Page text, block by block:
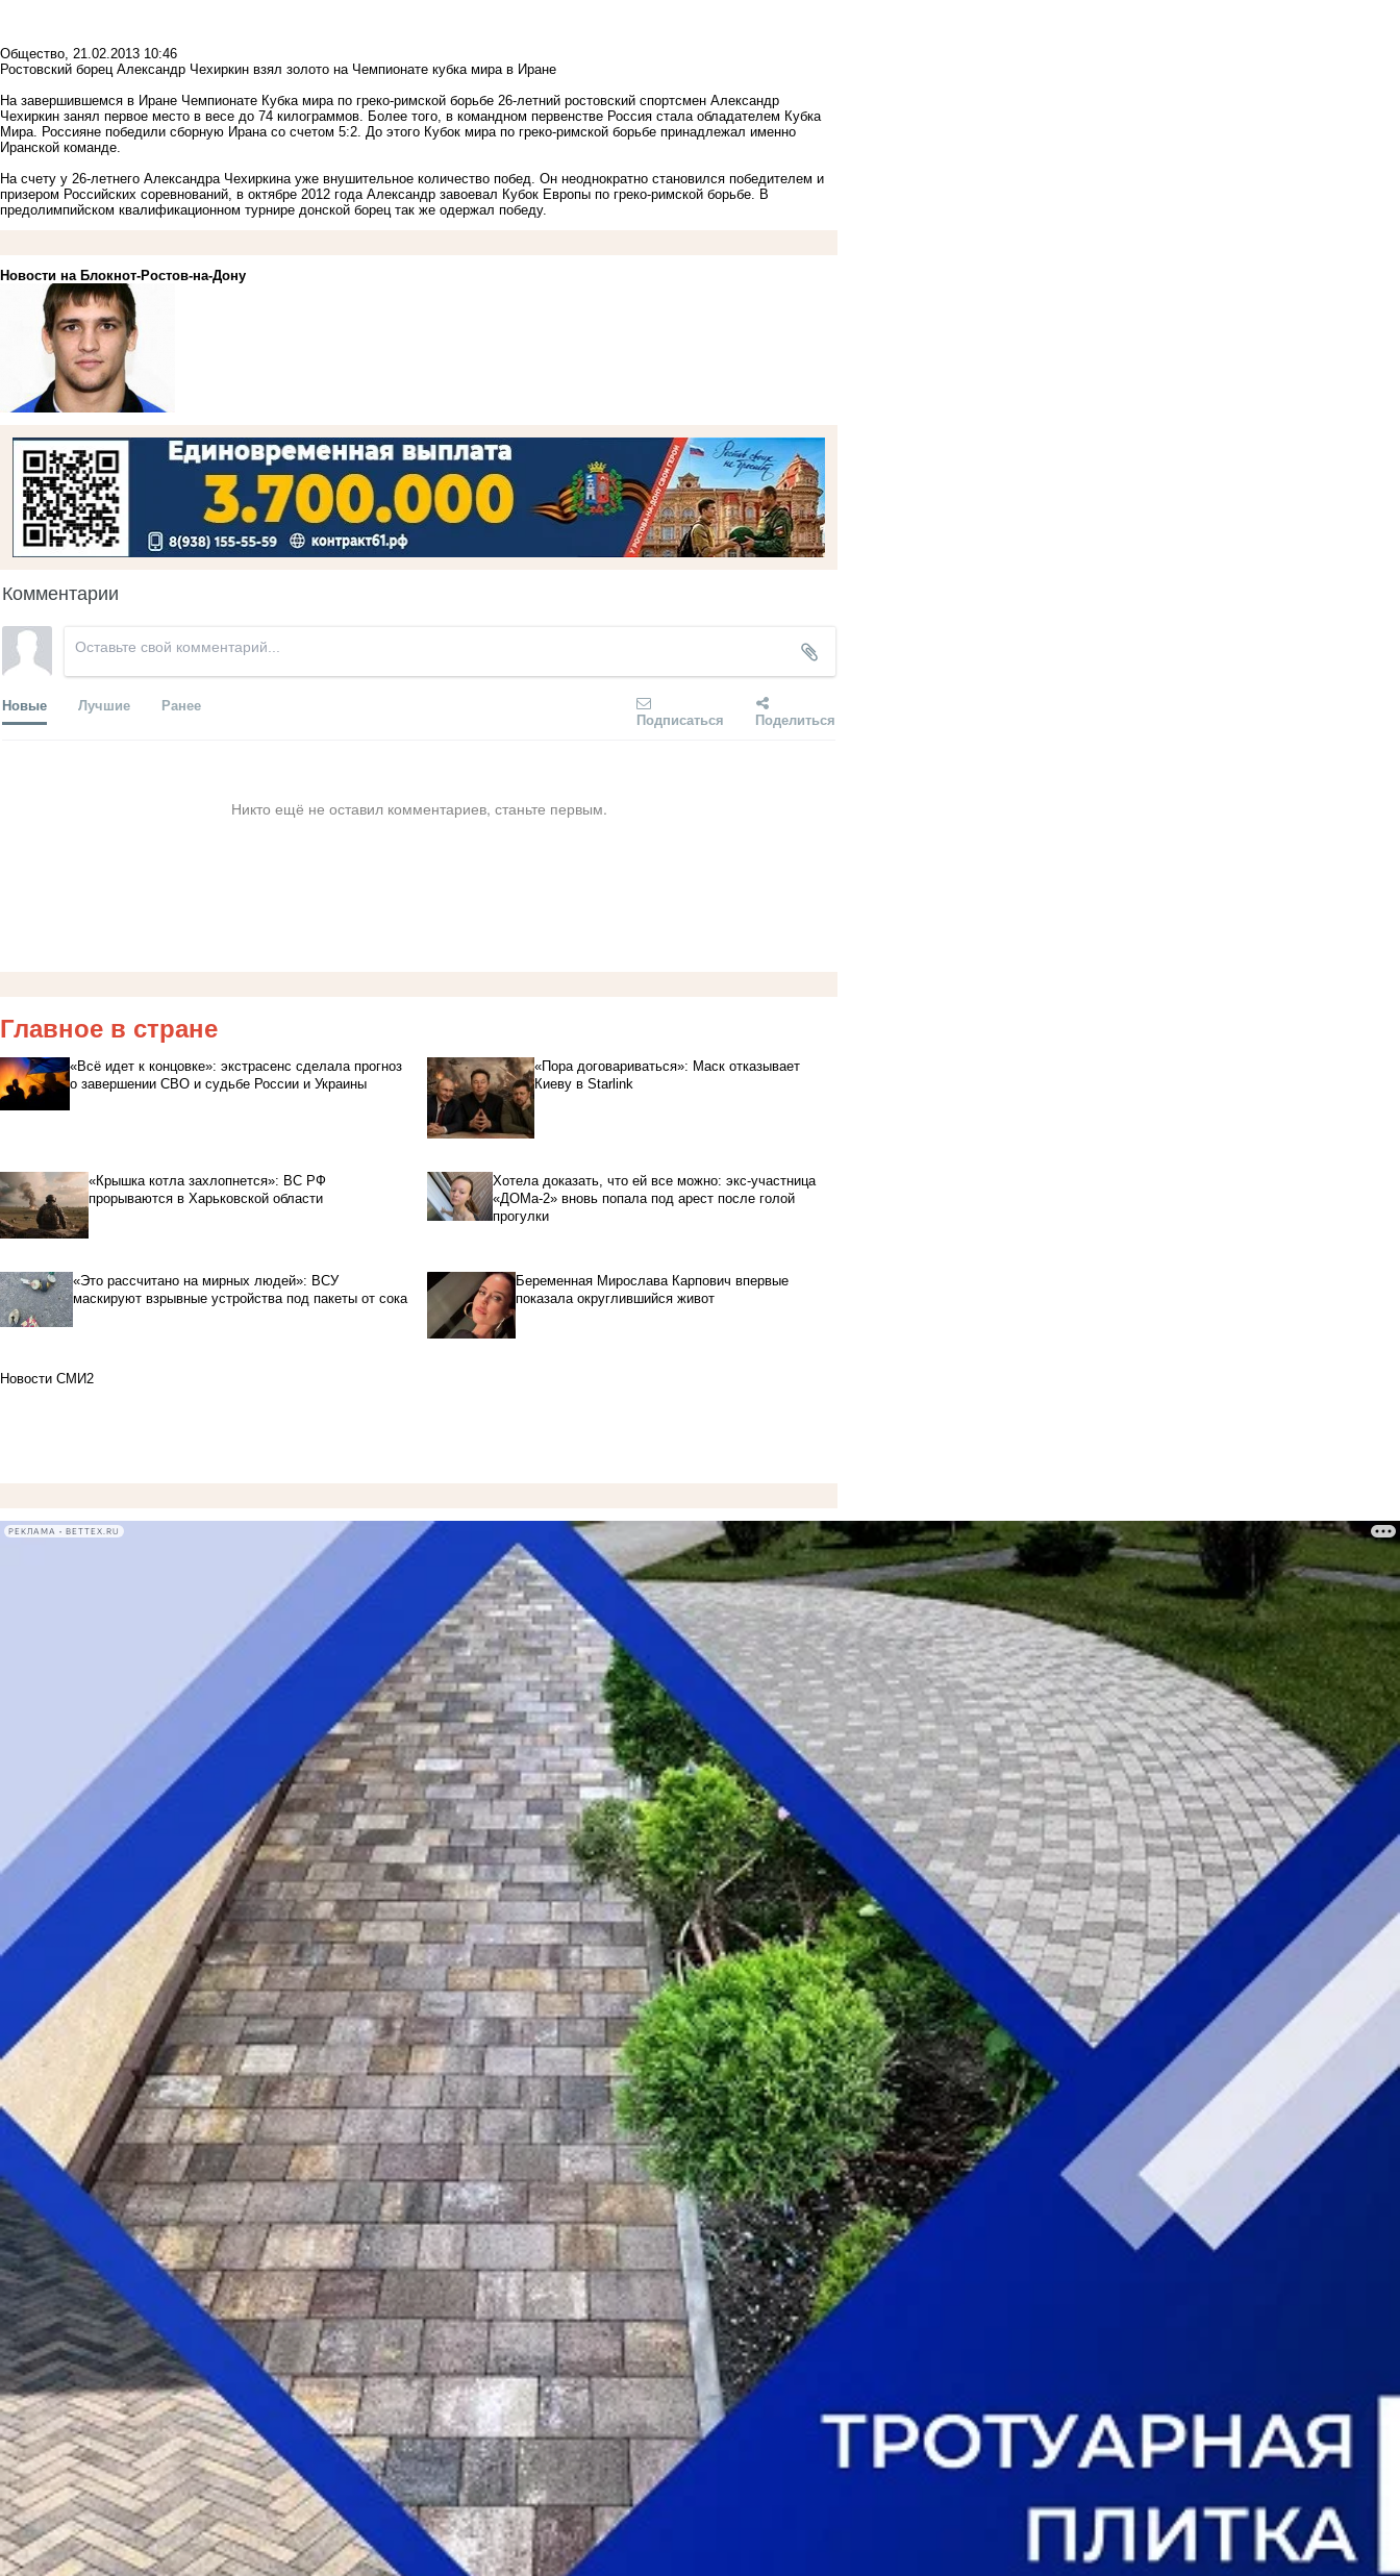
Общество, 21.02.2013 10:46
Ростовский борец Александр Чехиркин взял золото на Чемпионате кубка мира в Иране
На завершившемся в Иране Чемпионате Кубка мира по греко-римской борьбе 26-летний ростовский спортсмен Александр
Чехиркин занял первое место в весе до 74 килограммов. Более того, в командном первенстве Россия стала обладателем Кубка
Мира. Россияне победили сборную Ирана со счетом 5:2. До этого Кубок мира по греко-римской борьбе принадлежал именно
Иранской команде.
На счету у 26-летнего Александра Чехиркина уже внушительное количество побед. Он неоднократно становился победителем и
призером Российских соревнований, в октябре 2012 года Александр завоевал Кубок Европы по греко-римской борьбе. В
предолимпийском квалификационном турнире донской борец так же одержал победу.
Новости на Блoкнoт-Ростов-на-Дону
Комментарии
Новые Лучшие Ранее
Подписаться Поделиться
Никто ещё не оставил комментариев, станьте первым.
Главное в стране
«Всё идет к концовке»: экстрасенс сделала прогноз
о завершении СВО и судьбе России и Украины
«Пора договариваться»: Маск отказывает
Киеву в Starlink
«Крышка котла захлопнется»: ВС РФ
прорываются в Харьковской области
Хотела доказать, что ей все можно: экс-участница
«ДОМа-2» вновь попала под арест после голой
прогулки
«Это рассчитано на мирных людей»: ВСУ
маскируют взрывные устройства под пакеты от сока
Беременная Мирослава Карпович впервые
показала округлившийся живот
Новости СМИ2
РЕКЛАМА • BETTEX.RU